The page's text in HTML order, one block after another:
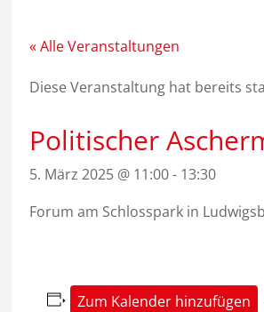
springen« Alle Veranstaltungen
Diese Veranstaltung hat bereits
Politischer
5. März 2025 @ 11:00- 13:30
Forum am Schlosspark in
Zum Kalender hinzufügen